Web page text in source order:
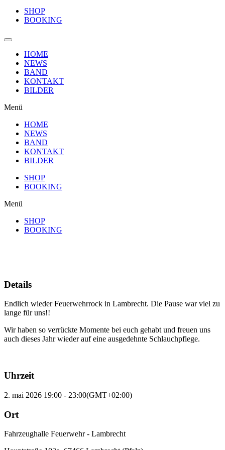
SHOP
BOOKING
HOME
NEWS
BAND
KONTAKT
BILDER
Menü
HOME
NEWS
BAND
KONTAKT
BILDER
SHOP
BOOKING
Menü
SHOP
BOOKING
Details
Endlich wieder Feuerwehrrock in Lambrecht. Die Pause war viel zu
lange für uns!!
Wir haben so verrückte Momente bei euch gehabt und freuen uns
auch dieses Jahr wieder auf eine ausgedehnte Schlauchpflege.
Uhrzeit
2. mai 2026 19:00 - 23:00(GMT+02:00)
Ort
Fahrzeughalle Feuerwehr - Lambrecht